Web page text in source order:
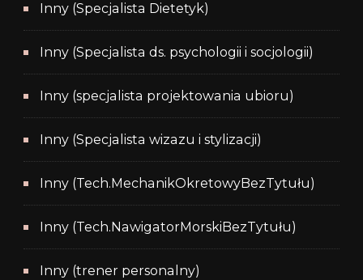
Inny (Specjalista Dietetyk)
Inny (Specjalista ds. psychologii i socjologii)
Inny (specjalista projektowania ubioru)
Inny (Specjalista wizazu i stylizacji)
Inny (Tech.MechanikOkretowyBezTytułu)
Inny (Tech.NawigatorMorskiBezTytułu)
Inny (trener personalny)